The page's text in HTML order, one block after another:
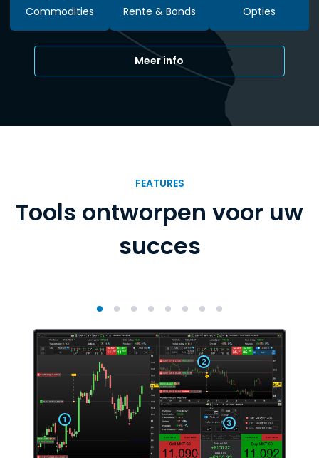
Commodities Rente & Bonds Opties
Meer info
FEATURES
Tools ontworpen voor uw
succes
1
2
3